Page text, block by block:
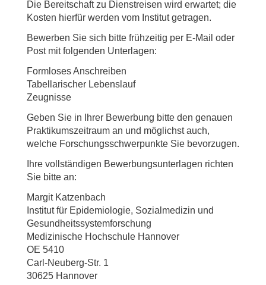
Die Bereitschaft zu Dienstreisen wird erwartet; die
Kosten hierfür werden vom Institut getragen.
Bewerben Sie sich bitte frühzeitig per E-Mail oder
Post mit folgenden Unterlagen:
Formloses Anschreiben
Tabellarischer Lebenslauf
Zeugnisse
Geben Sie in Ihrer Bewerbung bitte den genauen
Praktikumszeitraum an und möglichst auch,
welche Forschungsschwerpunkte Sie bevorzugen.
Ihre vollständigen Bewerbungsunterlagen richten
Sie bitte an:
Margit Katzenbach
Institut für Epidemiologie, Sozialmedizin und
Gesundheitssystemforschung
Medizinische Hochschule Hannover
OE 5410
Carl-Neuberg-Str. 1
30625 Hannover